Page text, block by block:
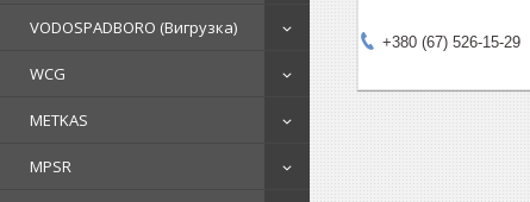
VODOSPADBORO (Вигрузка)
WCG
METKAS
MPSR
+380 (67) 526-15-29